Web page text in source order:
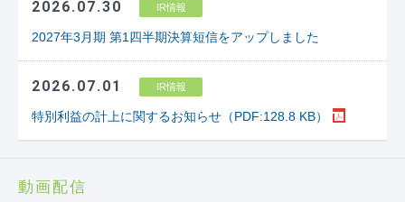
2026.07.30 IR情報
2027年3月期 第1四半期決算短信をアップしました
2026.07.01 IR情報
特別利益の計上に関するお知らせ（PDF:128.8 KB）
動画配信